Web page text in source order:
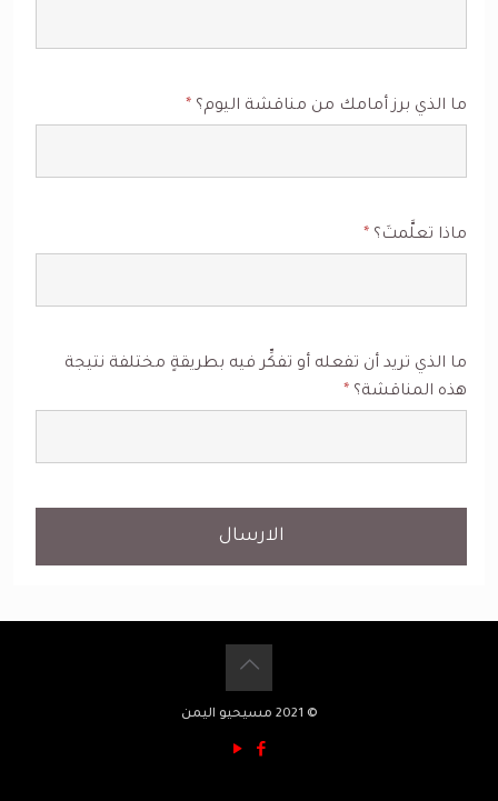
ما الذي برز أمامك من مناقشة اليوم؟ *
ماذا تعلَّمتَ؟ *
ما الذي تريد أن تفعله أو تفكِّر فيه بطريقةٍ مختلفة نتيجة
هذه المناقشة؟ *
الارسال
© 2021 مسيحيو اليمن